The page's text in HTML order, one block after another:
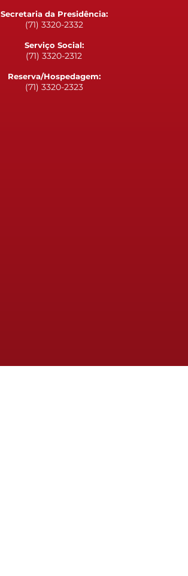
Secretaria da Presidência:
(71) 3320-2332
Serviço Social:
(71) 3320-2312
Reserva/Hospedagem:
(71) 3320-2323